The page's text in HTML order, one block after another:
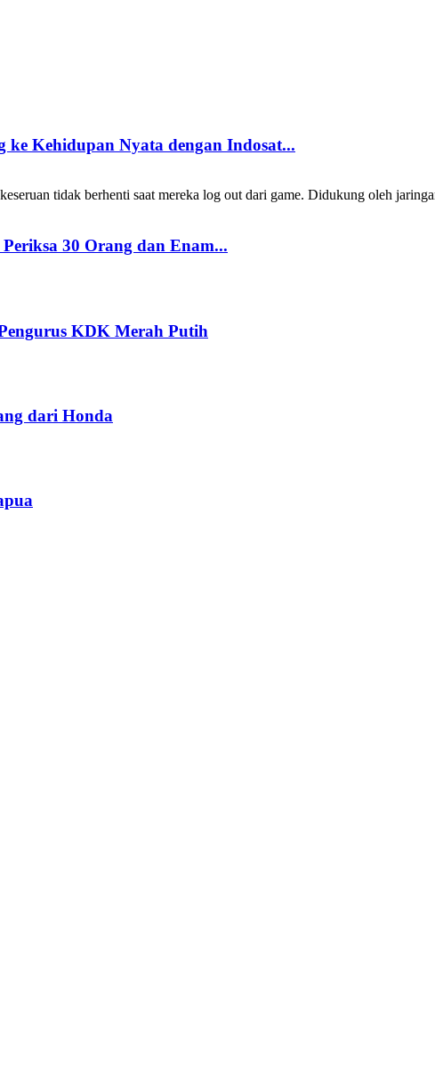
Kehidupan Nyata dengan Indosat...
tidak berhenti saat mereka log out dari game. Didukung oleh
30 Orang dan Enam...
KDK Merah Putih
dari Honda